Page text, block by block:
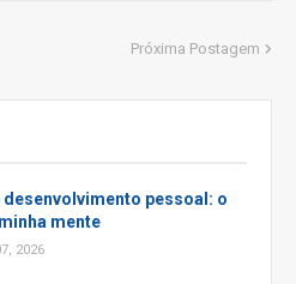
Próxima Postagem
desenvolvimento pessoal: o
mente
2026